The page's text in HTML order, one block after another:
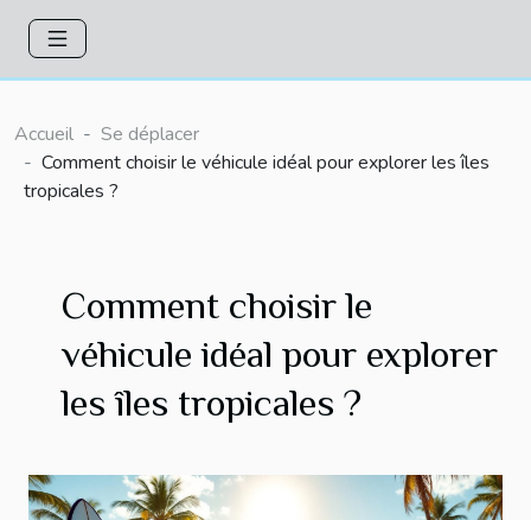
Accueil
Se déplacer
Comment choisir le véhicule idéal pour explorer les îles
tropicales ?
Comment choisir le
véhicule idéal pour explorer
les îles tropicales ?